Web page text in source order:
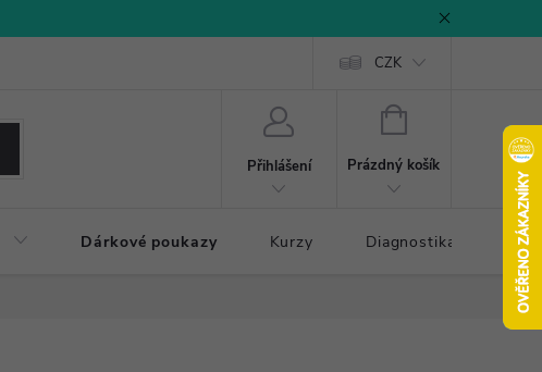
CZK
Přihlášení
NÁKUPNÍ
Prázdný košík
Dárkové poukazy Kurzy Diagnostika došlapu